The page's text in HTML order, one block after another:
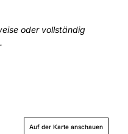
oder vollständig
Auf der Karte anschauen